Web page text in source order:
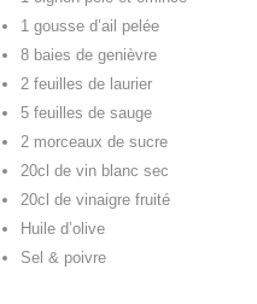
1 gousse d’ail pelée
8 baies de genièvre
2 feuilles de laurier
5 feuilles de sauge
2 morceaux de sucre
20cl de vin blanc sec
20cl de vinaigre fruité
Huile d’olive
Sel & poivre